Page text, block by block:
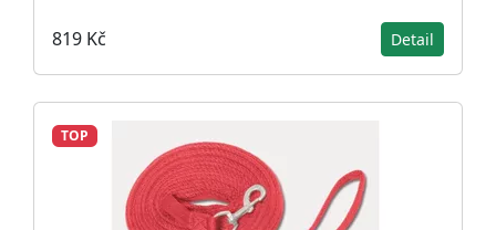
819 Kč Detail
TOP